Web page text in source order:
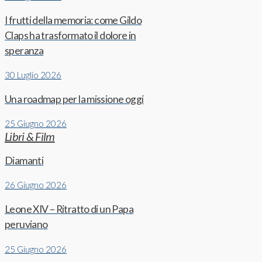
I frutti della memoria: come Gildo
Claps ha trasformato il dolore in
speranza
30 Luglio 2026
Una roadmap per la missione oggi
25 Giugno 2026
Libri & Film
Diamanti
26 Giugno 2026
Leone XIV – Ritratto di un Papa
peruviano
25 Giugno 2026